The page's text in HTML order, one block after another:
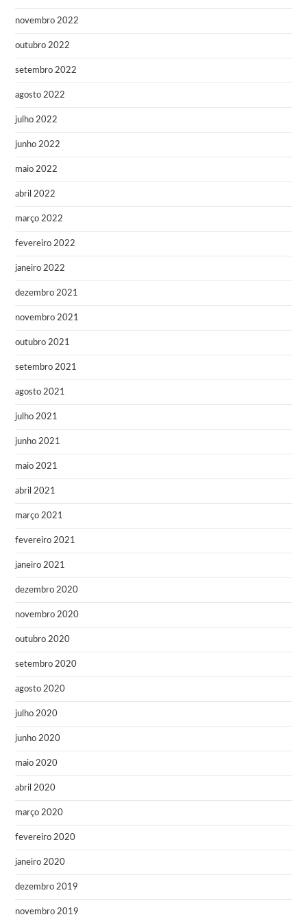
novembro 2022
outubro 2022
setembro 2022
agosto 2022
julho 2022
junho 2022
maio 2022
abril 2022
março 2022
fevereiro 2022
janeiro 2022
dezembro 2021
novembro 2021
outubro 2021
setembro 2021
agosto 2021
julho 2021
junho 2021
maio 2021
abril 2021
março 2021
fevereiro 2021
janeiro 2021
dezembro 2020
novembro 2020
outubro 2020
setembro 2020
agosto 2020
julho 2020
junho 2020
maio 2020
abril 2020
março 2020
fevereiro 2020
janeiro 2020
dezembro 2019
novembro 2019